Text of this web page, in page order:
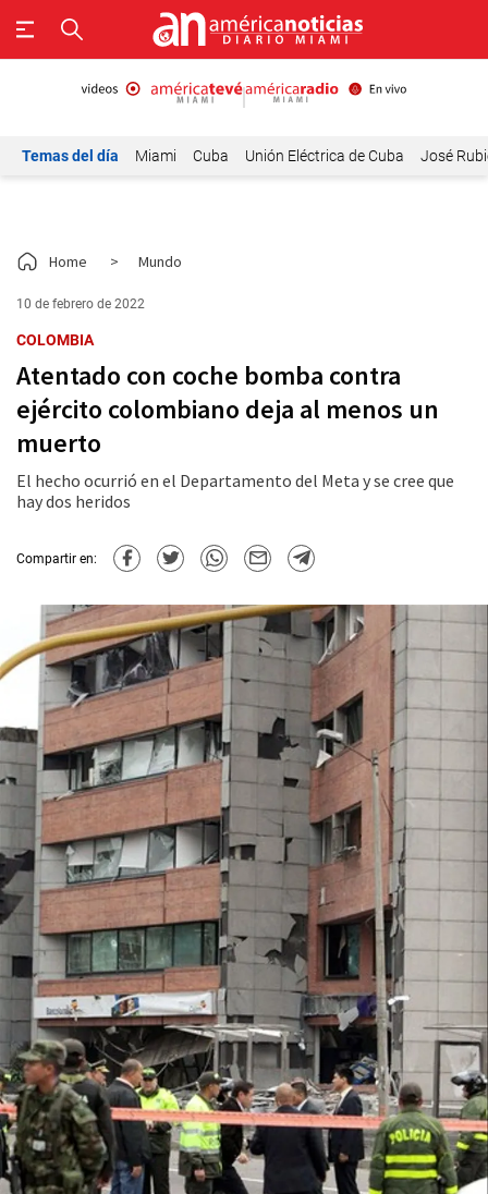
Temas del día Miami Cuba Unión Eléctrica de Cuba José
Home > Mundo
10 de febrero de 2022
COLOMBIA
Atentado con coche bomba contra
ejército colombiano deja al menos un
muerto
El hecho ocurrió en el Departamento del Meta y se cree que
hay dos heridos
Compartir en: